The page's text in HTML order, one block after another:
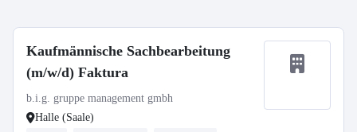
Kaufmännische Sachbearbeitung
(m/w/d) Faktura
b.i.g. gruppe management gmbh
Halle (Saale)